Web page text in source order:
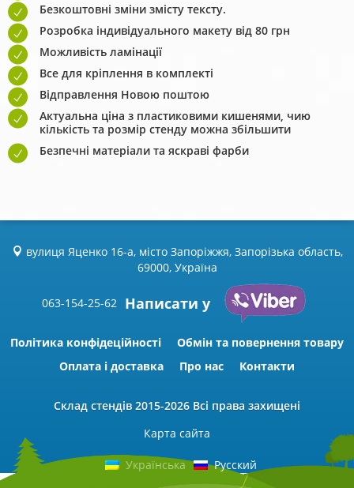
Безкоштовні зміни змісту тексту.
Розробка індивідуального макету від 80 грн
Можливість ламінації
Все для кріплення в комплекті
Відправлення Новою поштою
Актуальна ціна з пластиковими кишенями, чию
кількість та розмір стенду можна збільшити
Безпечні матеріали та яскраві фарби
вулиця Яценко 16-а, місто Запоріжжя, Запорізька область,
69000, Україна
063-154-25-62 Написати у
Політика конфідеційності
Обмін та повернення товару
Оплата і доставка
Про нас Контакти
Склад стендів 2015-2026 Всі права захищені
Карта сайта
Українська Русский